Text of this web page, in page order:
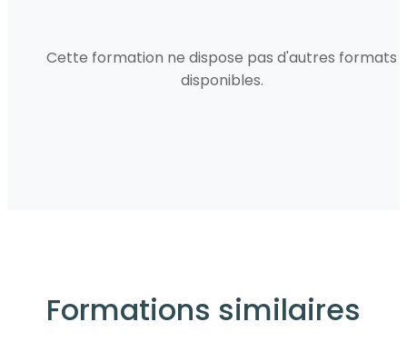
Cette formation ne dispose pas d'autres formats
disponibles.
Formations similaires